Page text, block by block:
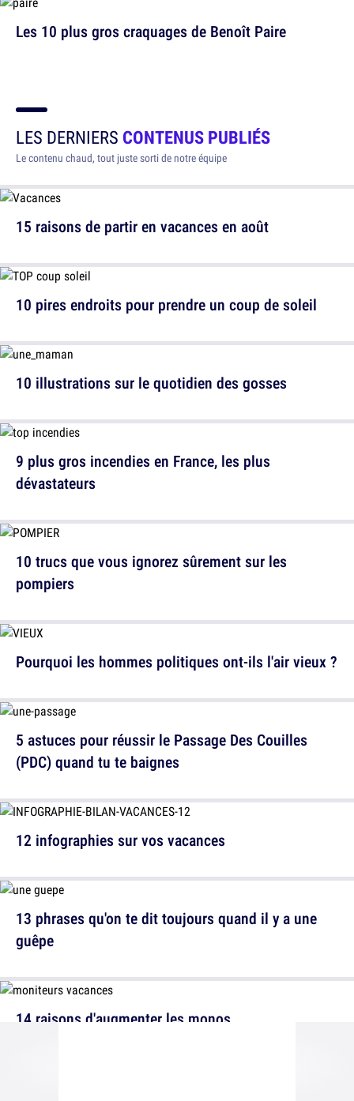
Les 10 plus gros craquages de Benoît Paire
LES DERNIERS CONTENUS PUBLIÉS
Le contenu chaud, tout juste sorti de notre équipe
15 raisons de partir en vacances en août
10 illustrations sur le quotidien des gosses
10 trucs que vous ignorez sûrement sur les
pompiers
5 astuces pour réussir le Passage Des Couilles
(PDC) quand tu te baignes
13 phrases qu'on te dit toujours quand il y a une
guêpe
10 pires endroits pour prendre un coup de soleil
9 plus gros incendies en France, les plus
dévastateurs
Pourquoi les hommes politiques ont-ils l'air vieux ?
12 infographies sur vos vacances
14 raisons d'augmenter les monos